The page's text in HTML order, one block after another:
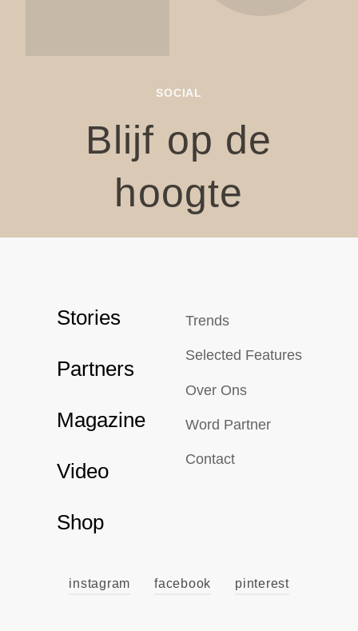
SOCIAL
Blijf op de
hoogte
Stories
Partners
Magazine
Video
Shop
Trends
Selected Features
Over Ons
Word Partner
Contact
instagram facebook pinterest